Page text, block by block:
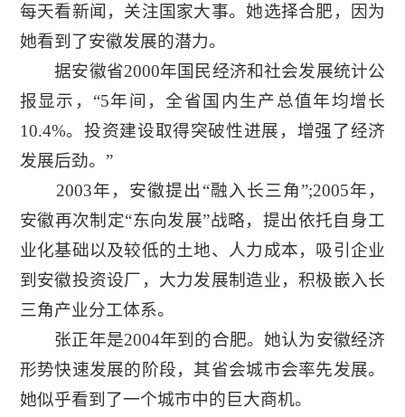
每天看新闻，关注国家大事。她选择合肥，因为
她看到了安徽发展的潜力。
据安徽省2000年国民经济和社会发展统计公
报显示，“5年间，全省国内生产总值年均增长
10.4%。投资建设取得突破性进展，增强了经济
发展后劲。”
2003年，安徽提出“融入长三角”;2005年，
安徽再次制定“东向发展”战略，提出依托自身工
业化基础以及较低的土地、人力成本，吸引企业
到安徽投资设厂，大力发展制造业，积极嵌入长
三角产业分工体系。
张正年是2004年到的合肥。她认为安徽经济
形势快速发展的阶段，其省会城市会率先发展。
她似乎看到了一个城市中的巨大商机。